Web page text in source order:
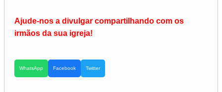
Ajude-nos a divulgar compartilhando com os
irmãos da sua igreja!
WhatsApp Facebook Twitter